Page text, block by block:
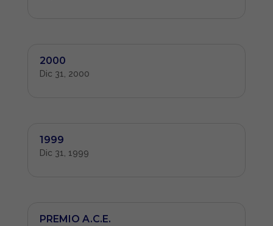
2000
Dic 31, 2000
1999
Dic 31, 1999
PREMIO A.C.E.